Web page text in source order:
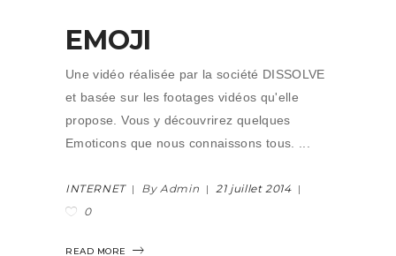
EMOJI
Une vidéo réalisée par la société DISSOLVE
et basée sur les footages vidéos qu'elle
propose. Vous y découvrirez quelques
Emoticons que nous connaissons tous.
INTERNET By Admin
21 juillet 2014
0
READ MORE